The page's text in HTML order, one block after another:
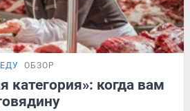
ОБЗОР
категория»: когда вам